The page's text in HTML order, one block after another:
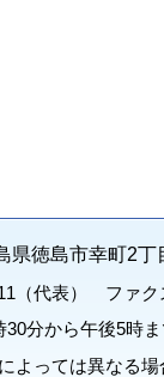
徳島市幸町2丁
（代表） ファク
30分から午後5時
よっては異なる